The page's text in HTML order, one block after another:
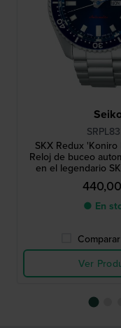
SKX Redux
Reloj de buceo
en el legendario
● En
Ver